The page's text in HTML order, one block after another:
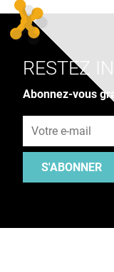
RESTEZ
Abonnez-vous
S'ABONNER